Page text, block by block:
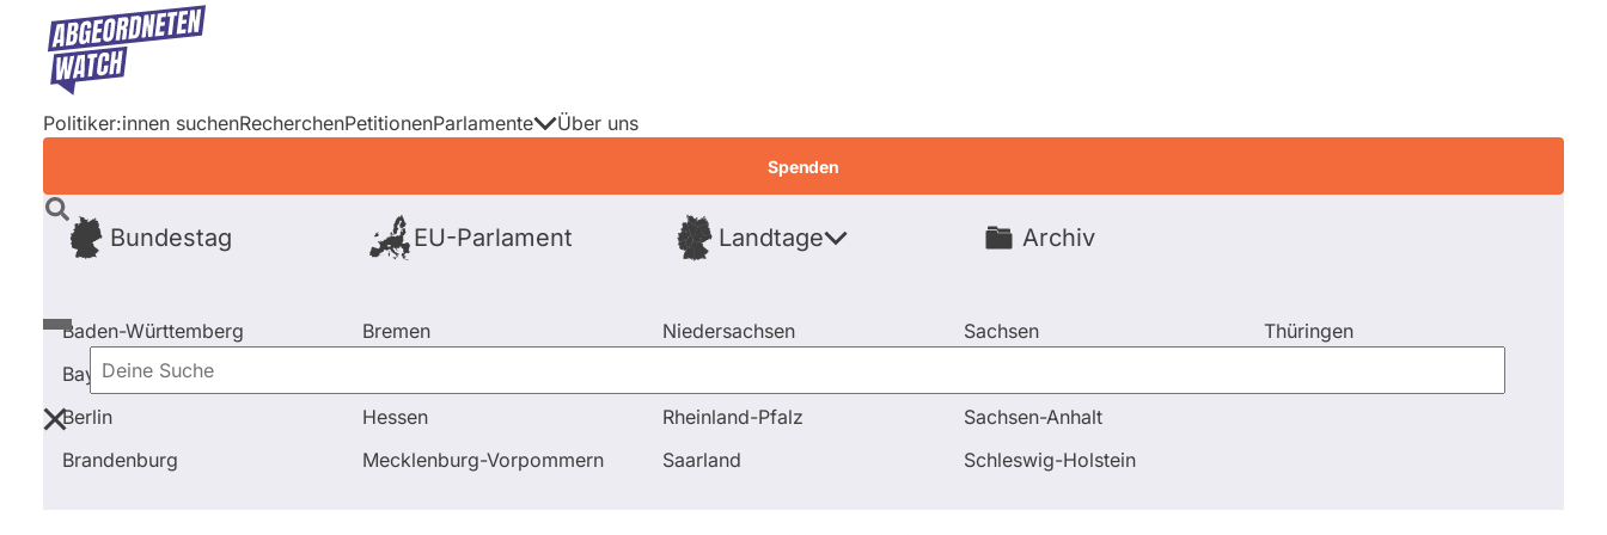
Direkt
Inhalt
Politiker:innen suchenRecherchenPetitionenParlamente
Bundestag EU-Parlament Landtage
Baden-Württemberg
Bayern
Berlin
Brandenburg
Bremen
Hessen
Mecklenburg-Vorpommern
Niedersachsen
Rheinland-Pfalz
Saarland
Sachsen
Sachsen-Anhalt
Schleswig-Holstein
Thüringen
Archiv
Über uns
Spenden
Deine
Suche
Startseite Frage stellen Ates Gürpinar